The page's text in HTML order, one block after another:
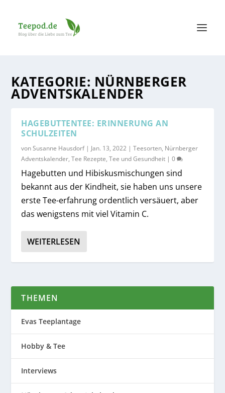
KATEGORIE: NÜRNBERGER
ADVENTSKALENDER
HAGEBUTTENTEE: ERINNERUNG AN
SCHULZEITEN
vonSusanne Hausdorf| Jan. 13, 2022 |Teesorten, Nürnberger
Adventskalender,Tee Rezepte,Tee und Gesundheit |0
Hagebutten und Hibiskusmischungen sind
bekannt aus der Kindheit, sie haben uns unsere
erste Tee-erfahrung ordentlich versäuert, aber
das wenigstens mit viel Vitamin C.
WEITERLESEN
THEMEN
Evas Teeplantage
Hobby & Tee
Interviews